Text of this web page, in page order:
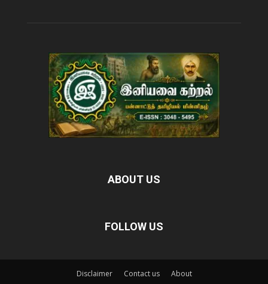
ABOUT US
FOLLOW US
Disclaimer Contact us About